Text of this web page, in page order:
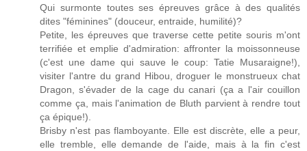
Qui surmonte toutes ses épreuves grâce à des qualités
dites "féminines" (douceur, entraide, humilité)?
Petite, les épreuves que traverse cette petite souris m'ont
terrifiée et emplie d'admiration: affronter la moissonneuse
(c'est une dame qui sauve le coup: Tatie Musaraigne!),
visiter l'antre du grand Hibou, droguer le monstrueux chat
Dragon, s'évader de la cage du canari (ça a l'air couillon
comme ça, mais l'animation de Bluth parvient à rendre tout
ça épique!).
Brisby n'est pas flamboyante. Elle est discrète, elle a peur,
elle tremble, elle demande de l'aide, mais à la fin c'est